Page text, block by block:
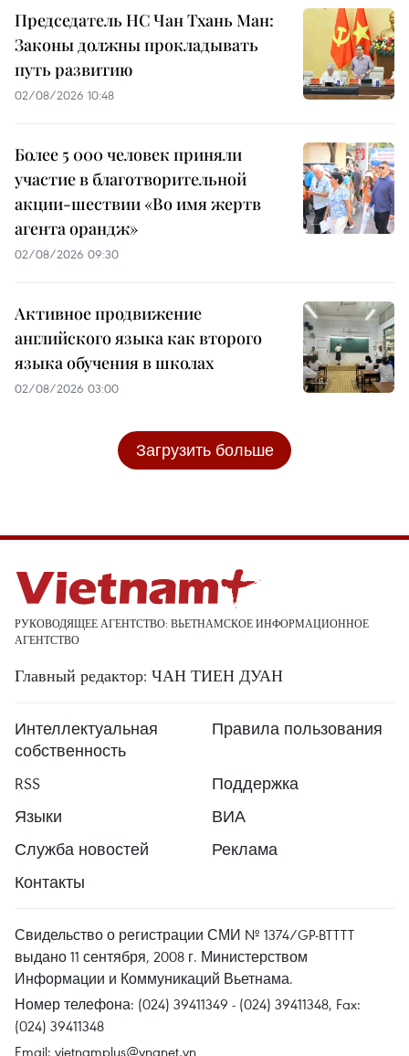
Председатель НС Чан Тхань Ман:
Законы должны прокладывать
путь развитию
02/08/2026 10:48
Более 5 000 человек приняли
участие в благотворительной
акции-шествии «Во имя жертв
агента орандж»
02/08/2026 09:30
Активное продвижение
английского языка как второго
языка обучения в школах
02/08/2026 03:00
Загрузить больше
РУКОВОДЯЩЕЕ АГЕНТСТВО: ВЬЕТНАМСКОЕ ИНФОРМАЦИОННОЕ
АГЕНТСТВО
Главный редактор: ЧАН ТИЕН ДУАН
Интеллектуальная
собственность
Правила пользования
RSS
Поддержка
Языки
ВИА
Служба новостей
Реклама
Контакты
Свидельство о регистрации СМИ № 1374/GP-BTTTT
выдано 11 сентября, 2008 г. Министерством
Информации и Коммуникаций Вьетнама.
Номер телефона: (024) 39411349 - (024) 39411348, Fax:
(024) 39411348
Email: vietnamplus@vnanet.vn